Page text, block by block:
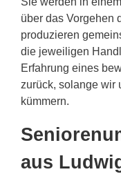
über das Vorgehen
produzieren
die jeweiligen
Erfahrung eines
zurück, solange wir
kümmern.
aus